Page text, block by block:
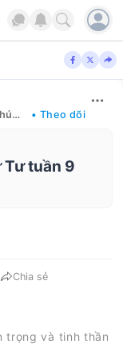
Cầu nguyện với Lời Chúa mỗi ngày • Theo dõi
Tư tuần 9
Chia sẻ
trọng và tinh thần